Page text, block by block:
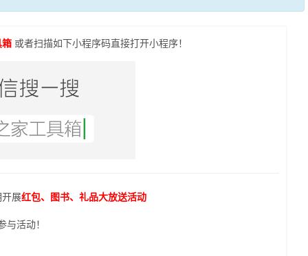
箱或者扫描如下小程序码直接打开小程序！
展红包、图书、礼品大放送活动
与活动！